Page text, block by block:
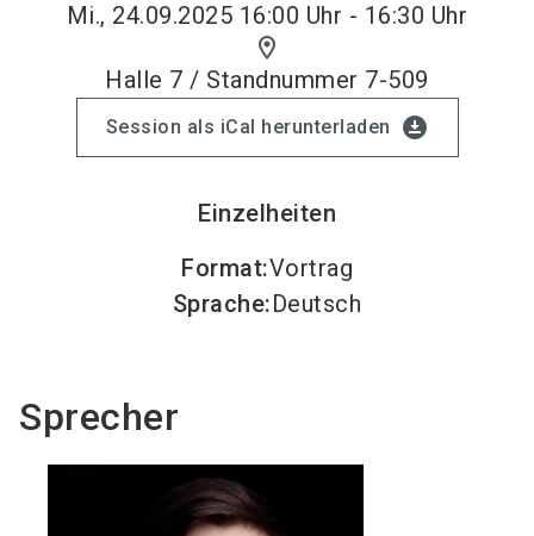
Mi., 24.09.2025 16:00 Uhr - 16:30 Uhr
location_on
Halle 7 / Standnummer 7-509
Session als iCal herunterladen download_for_offline
Einzelheiten
Format:Vortrag
Sprache:Deutsch
Sprecher